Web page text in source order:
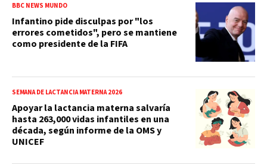
BBC NEWS MUNDO
Infantino pide disculpas por "los
errores cometidos", pero se mantiene
como presidente de la FIFA
SEMANA DE LACTANCIA MATERNA 2026
Apoyar la lactancia materna salvaría
hasta 263,000 vidas infantiles en una
década, según informe de la OMS y
UNICEF